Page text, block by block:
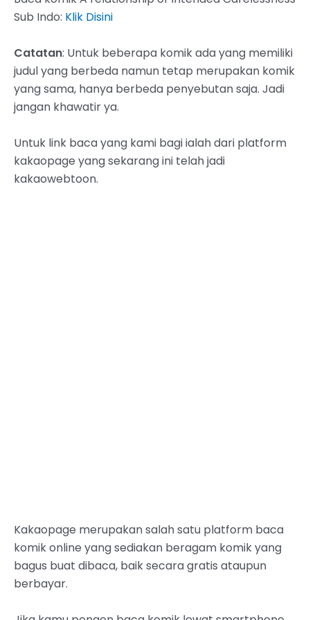
Sub Indo: Klik Disini
Catatan: Untuk beberapa komik ada yang memiliki
judul yang berbeda namun tetap merupakan komik
yang sama, hanya berbeda penyebutan saja. Jadi
jangan khawatir ya.
Untuk link baca yang kami bagi ialah dari platform
kakaopage yang sekarang ini telah jadi
kakaowebtoon.
Kakaopage merupakan salah satu platform baca
komik online yang sediakan beragam komik yang
bagus buat dibaca, baik secara gratis ataupun
berbayar.